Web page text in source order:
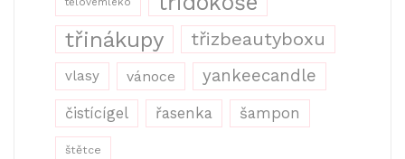
třinákupy
třizbeautyboxu
vlasy vánoce yankeecandle
čistícígel řasenka šampon
štětce